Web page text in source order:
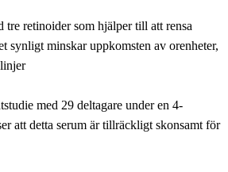
tre retinoider som hjälper till att rensa
synligt minskar uppkomsten av orenheter,
med 29 deltagare under en 4-
att detta serum är tillräckligt skonsamt för